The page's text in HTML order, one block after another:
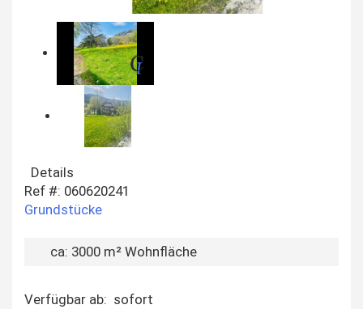
Details
Ref #: 060620241
Grundstücke
ca: 3000 m² Wohnfläche
Verfügbar ab: sofort